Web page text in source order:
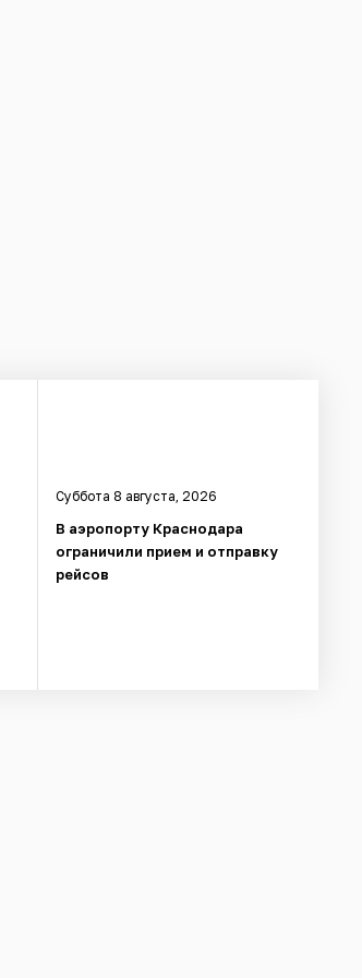
Суббота 8 августа, 2026
В аэропорту Краснодара
ограничили прием и отправку
рейсов